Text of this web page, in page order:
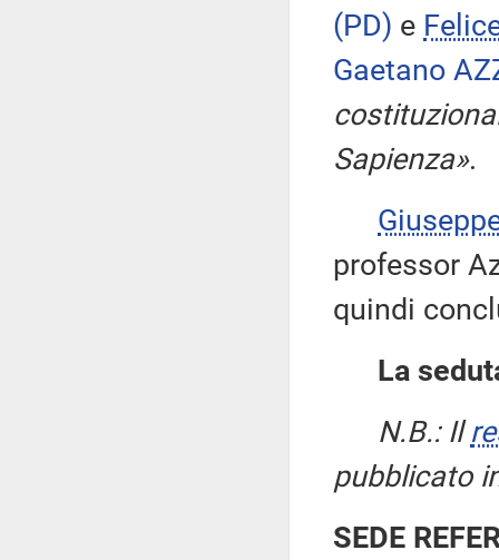
(PD) e
Gaetano
Sapienza».
professor
quindi
La
N.B.: Il
pubblicato
SEDE